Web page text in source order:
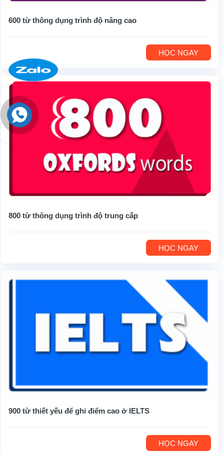
600 từ thông dụng trình độ nâng cao
HỌC NGAY
800 từ thông dụng trình độ trung cấp
HỌC NGAY
900 từ thiết yếu để ghi điểm cao ở IELTS
HỌC NGAY